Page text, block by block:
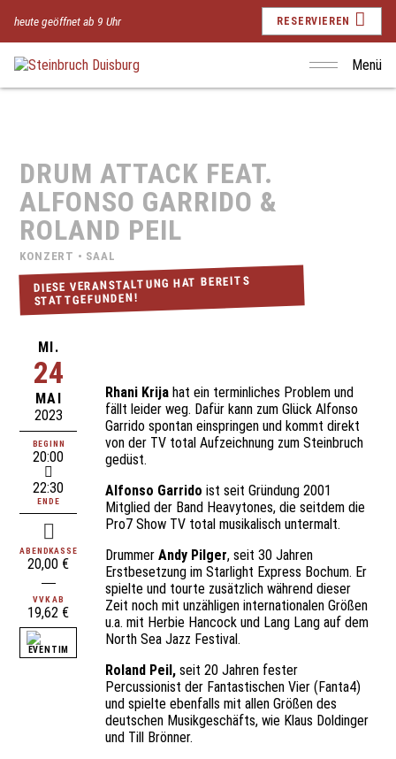
Menü
heute geöffnet ab 9 Uhr RESERVIEREN
DRUM ATTACK FEAT.
ALFONSO GARRIDO &
ROLAND PEIL
KONZERT • SAAL
DIESE VERANSTALTUNG HAT BEREITS
STATTGEFUNDEN!
MI.
24
MAI
2023
BEGINN
20:00
22:30
ENDE
ABENDKASSE
20,00 €
VVK AB
19,62 €
Rhani Krija hat ein terminliches Problem und
fällt leider weg. Dafür kann zum Glück Alfonso
Garrido spontan einspringen und kommt direkt
von der TV total Aufzeichnung zum Steinbruch
gedüst.
Alfonso Garridoist seit Gründung 2001
Mitglied der Band Heavytones, die seitdem die
Pro7 Show TV total musikalisch untermalt.
DrummerAndy Pilger, seit 30 Jahren
Erstbesetzung im Starlight Express Bochum. Er
spielte und tourte zusätzlich während dieser
Zeit noch mit unzähligen internationalen Größen
u.a. mit Herbie Hancock und Lang Lang auf dem
North Sea Jazz Festival.
Roland Peil, seit 20 Jahren fester
Percussionist der Fantastischen Vier (Fanta4)
und spielte ebenfalls mit allen Größen des
deutschen Musikgeschäfts, wie Klaus Doldinger
und Till Brönner.